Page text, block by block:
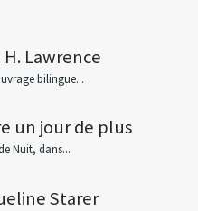
H. Lawrence
bilingue...
un jour de plus
Nuit, dans...
Starer